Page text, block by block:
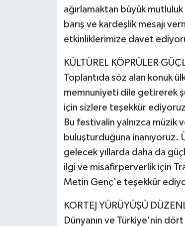
ağırlamaktan büyük
barış ve kardeşlik mesajı
etkinliklerimize davet
KÜLTÜREL KÖPRÜLER
Toplantıda söz alan konuk
memnuniyeti dile getirerek
için sizlere teşekkür
Bu festivalin yalnızca müzik
buluşturduğuna inanıyoruz.
gelecek yıllarda daha da
ilgi ve misafirperverlik için
Metin Genç'e teşekkür
KORTEJ YÜRÜYÜŞÜ
Dünyanın ve Türkiye'nin